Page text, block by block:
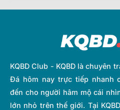
KQBD Club - KQBD là chuyên
Đá hôm nay trực tiếp nhanh
đến cho người hâm mộ cái
lớn nhỏ trên thế giới. Tại